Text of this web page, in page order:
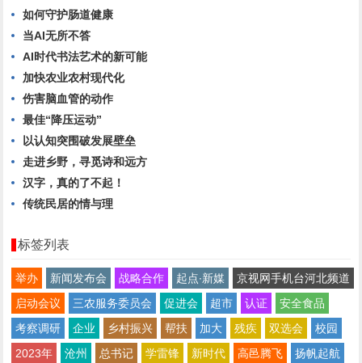
如何守护肠道健康
当AI无所不答
AI时代书法艺术的新可能
加快农业农村现代化
伤害脑血管的动作
最佳“降压运动”
以认知突围破发展壁垒
走进乡野，寻觅诗和远方
汉字，真的了不起！
传统民居的情与理
标签列表
举办 新闻发布会 战略合作 起点∙新媒
京视网手机台河北频道
启动会议
三农服务委员会 促进会 超市 认证
安全食品
考察调研
企业 乡村振兴 帮扶 加大 残疾 双选会
校园
2023年
沧州 总书记 学雷锋 新时代 高邑腾飞
扬帆起航